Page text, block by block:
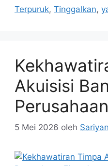
Terpuruk, Tinggalkan,
Akuisisi
5 Mei 2026 oleh